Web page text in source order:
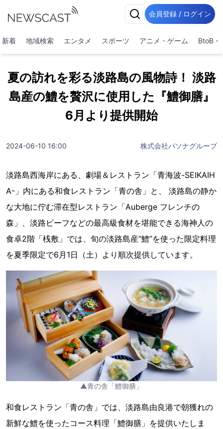
会員登録 / ログイン
新着 地域検索 エンタメ スポーツ アニメ・ゲーム BtoB・
夏の訪れを彩る淡路島の風物詩！ 淡路
島産の鱧を贅沢に使用した『鱧御膳』
6月より提供開始
2024-06-10 16:00 株式会社パソナグループ
淡路島西海岸にある、劇場＆レストラン「青海波-SEIKAIH
A-」内にある和食レストラン「青の舎」と、 淡路島の静か
な大地に佇む滞在型レストラン「Auberge フレンチの
森」、淡路ビーフなどの最高級食材を堪能できる海神人の
食卓2階「桟敷」では、旬の淡路島産“鱧”を使った限定料理
を夏季限定で6月1日（土）より順次提供しています。
▲青の舎「鱧御膳」
和食レストラン「青の舎」では、淡路島由良港で朝獲れの
新鮮な鱧を使ったコース料理「鱧御膳」を提供いたしま